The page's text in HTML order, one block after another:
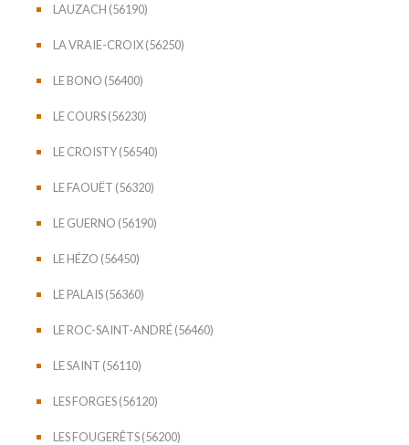
LAUZACH (56190)
LA VRAIE-CROIX (56250)
LE BONO (56400)
LE COURS (56230)
LE CROISTY (56540)
LE FAOUËT (56320)
LE GUERNO (56190)
LE HÉZO (56450)
LE PALAIS (56360)
LE ROC-SAINT-ANDRÉ (56460)
LE SAINT (56110)
LES FORGES (56120)
LES FOUGERÊTS (56200)